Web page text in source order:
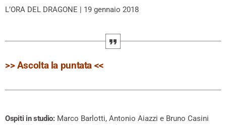
L’ORA DEL DRAGONE | 19 gennaio 2018
>> Ascolta la puntata <<
Ospiti in studio:Marco Barlotti, Antonio Aiazzi e Bruno Casini